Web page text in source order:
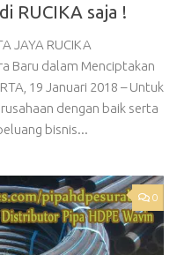
RUCIKA saja !
JAYA RUCIKA
Baru dalam Menciptakan
19 Januari 2018 – Untuk
dengan baik serta
bisnis...
0